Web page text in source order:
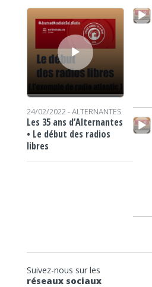
Lecteur audio
24/02/2022 -ALTERNANTES
Les 35 ans d’Alternantes
• Le début des radios
libres
Lecteur audio
Lecteur audio
Suivez-nous sur les
réseaux sociaux